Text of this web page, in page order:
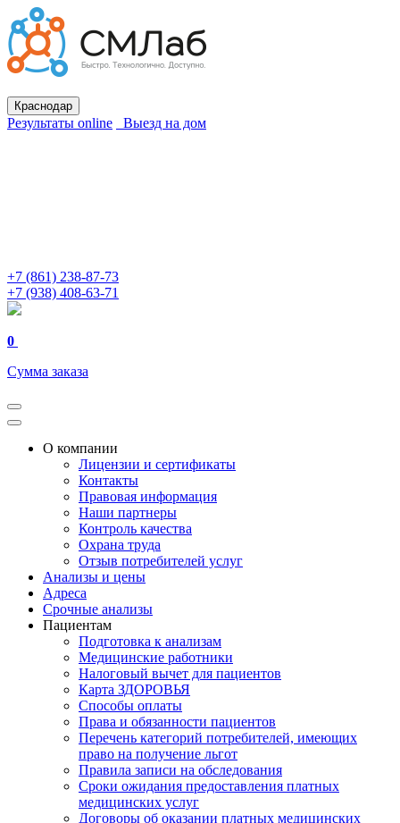
Краснодар
Результаты online Выезд на дом
+7 (861) 238-87-73
+7 (938) 408-63-71
0
Сумма заказа
О компании
Лицензии и сертификаты
Контакты
Правовая информация
Наши партнеры
Контроль качества
Охрана труда
Отзыв потребителей услуг
Анализы и цены
Адреса
Срочные анализы
Пациентам
Подготовка к анализам
Медицинские работники
Налоговый вычет для пациентов
Карта ЗДОРОВЬЯ
Способы оплаты
Права и обязанности пациентов
Перечень категорий потребителей, имеющих
право на получение льгот
Правила записи на обследования
Сроки ожидания предоставления платных
медицинских услуг
Договоры об оказании платных медицинских